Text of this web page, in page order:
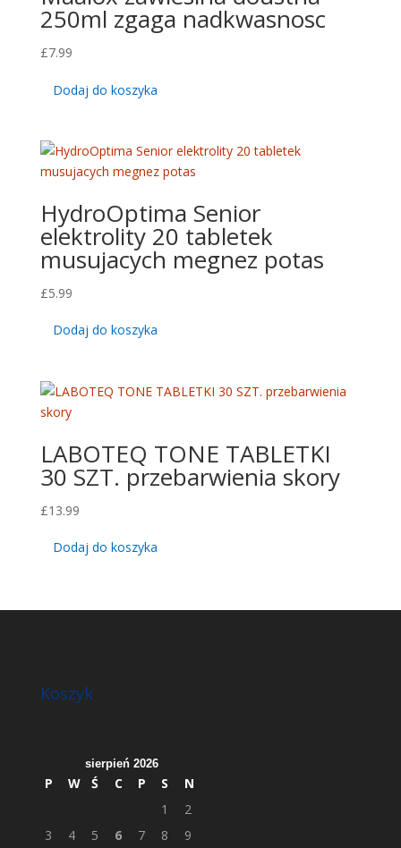
250ml zgaga nadkwasnosc
£7.99
Dodaj do koszyka
HydroOptima Senior
elektrolity 20 tabletek
musujacych megnez potas
£5.99
Dodaj do koszyka
LABOTEQ TONE TABLETKI
30 SZT. przebarwienia skory
£13.99
Dodaj do koszyka
Koszyk
sierpień 2026
P W Ś C P S
N
1
2
3
4 5 6 7 8 9